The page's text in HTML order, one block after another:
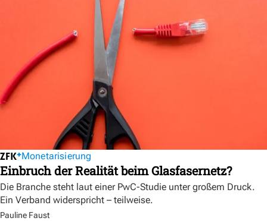
Monetarisierung
Einbruch der Realität beim Glasfasernetz?
Die Branche steht laut einer PwC-Studie unter großem Druck.
Ein Verband widerspricht – teilweise.
Pauline Faust